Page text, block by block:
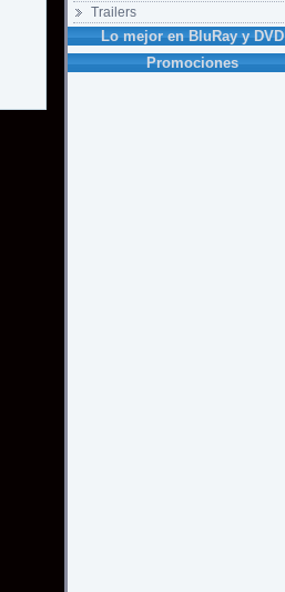
Trailers
Lo mejor en BluRay y DVD
Promociones